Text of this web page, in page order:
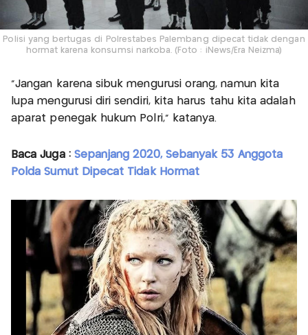
Polisi yang bertugas di Polrestabes Palembang dipecat tidak dengan
hormat karena konsumsi narkoba. (Foto : iNews/Era Neizma)
"Jangan karena sibuk mengurusi orang, namun kita
lupa mengurusi diri sendiri, kita harus tahu kita adalah
aparat penegak hukum Polri," katanya.
Baca Juga : Sepanjang 2020, Sebanyak 53 Anggota
Polda Sumut Dipecat Tidak Hormat